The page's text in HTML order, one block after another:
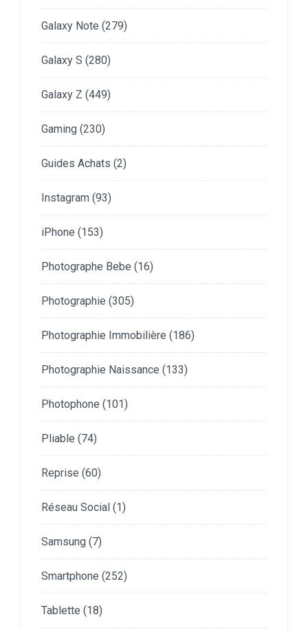
Galaxy Note (279)
Galaxy S (280)
Galaxy Z (449)
Gaming (230)
Guides Achats (2)
Instagram (93)
iPhone (153)
Photographe Bebe (16)
Photographie (305)
Photographie Immobilière (186)
Photographie Naissance (133)
Photophone (101)
Pliable (74)
Reprise (60)
Réseau Social (1)
Samsung (7)
Smartphone (252)
Tablette (18)